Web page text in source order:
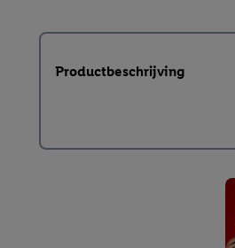
Productbeschrijving